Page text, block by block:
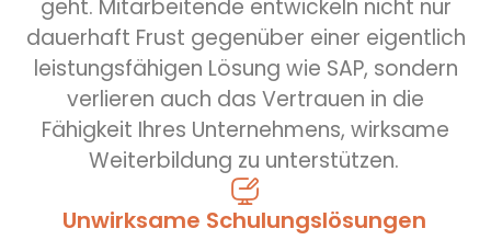
geht. Mitarbeitende entwickeln nicht nur
dauerhaft Frust gegenüber einer eigentlich
leistungsfähigen Lösung wie SAP, sondern
verlieren auch das Vertrauen in die
Fähigkeit Ihres Unternehmens, wirksame
Weiterbildung zu unterstützen.
Unwirksame Schulungslösungen